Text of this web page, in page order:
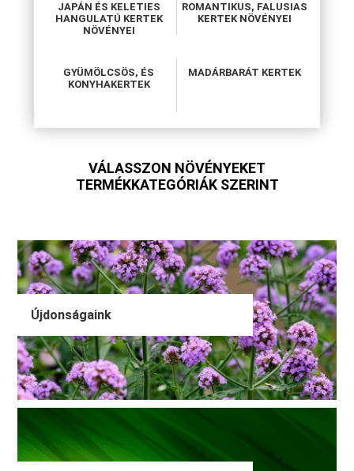
JAPÁN ÉS KELETIES
HANGULATÚ KERTEK
NÖVÉNYEI
ROMANTIKUS, FALUSIAS
KERTEK NÖVÉNYEI
GYÜMÖLCSÖS, ÉS
KONYHAKERTEK
MADÁRBARÁT KERTEK
VÁLASSZON NÖVÉNYEKET
TERMÉKKATEGÓRIÁK SZERINT
Újdonságaink